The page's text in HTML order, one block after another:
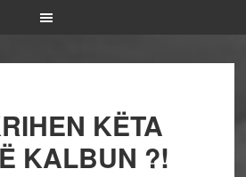
KËTA
KALBUN ?!